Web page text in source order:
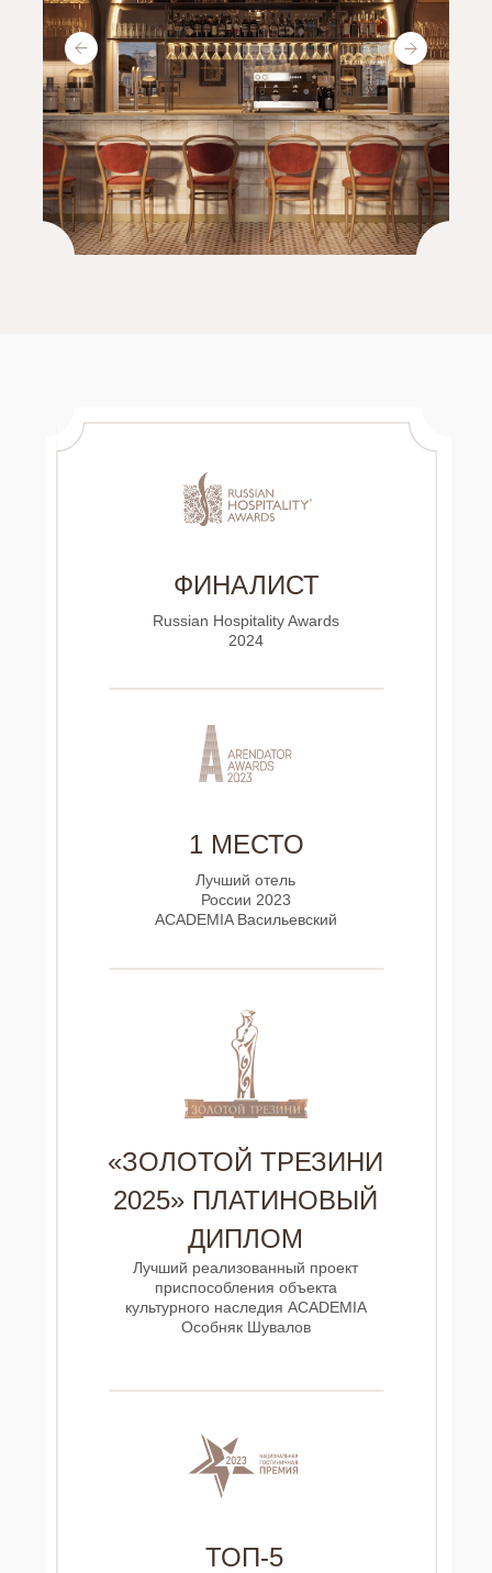
ТОП-5
ФИНАЛИСТ
Russian Hospitality Awards
2024
1 МЕСТО
Лучший отель
России 2023
ACADEMIA Васильевский
«ЗОЛОТОЙ ТРЕЗИНИ
2025» ПЛАТИНОВЫЙ
ДИПЛОМ
Лучший реализованный проект
приспособления объекта
культурного наследия ACADEMIA
Особняк Шувалов